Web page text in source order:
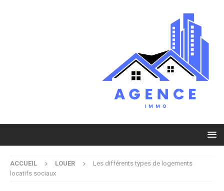
ACCUEIL LOUER
Les différents types de logements
locatifs sociaux